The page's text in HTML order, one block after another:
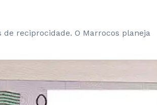
reciprocidade. O Marrocos planeja